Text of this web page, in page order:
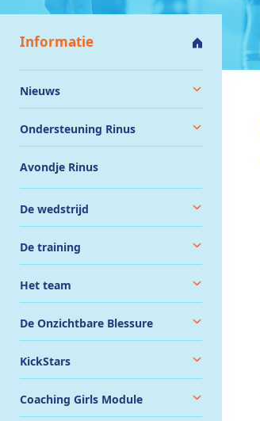
Informatie
Nieuws
Ondersteuning Rinus
Avondje Rinus
De wedstrijd
De training
Het team
De Onzichtbare Blessure
KickStars
Coaching Girls Module